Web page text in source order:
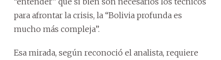
para afrontar la crisis, la “Bolivia profunda es
mucho más compleja”.
Esa mirada, según reconoció el analista, requiere